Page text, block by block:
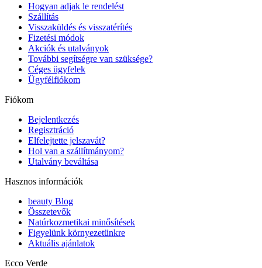
Hogyan adjak le rendelést
Szállítás
Visszaküldés és visszatérítés
Fizetési módok
Akciók és utalványok
További segítségre van szüksége?
Céges ügyfelek
Ügyfélfiókom
Fiókom
Bejelentkezés
Regisztráció
Elfelejtette jelszavát?
Hol van a szállítmányom?
Utalvány beváltása
Hasznos információk
beauty Blog
Összetevők
Natúrkozmetikai minősítések
Figyelünk környezetünkre
Aktuális ajánlatok
Ecco Verde